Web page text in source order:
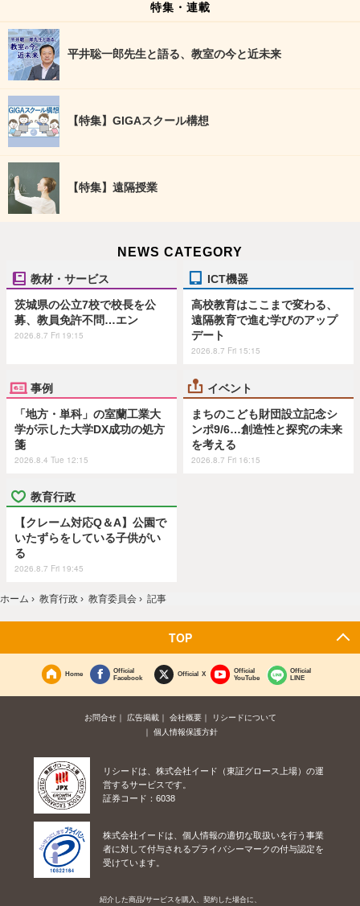
特集・連載
平井聡一郎先生と語る、教室の今と近未来
【特集】GIGAスクール構想
【特集】遠隔授業
NEWS CATEGORY
教材・サービス
茨城県の公立7校で校長を公
募、教員免許不問…エン
2026.8.7 Fri 19:15
ICT機器
高校教育はここまで変わる、
遠隔教育で進む学びのアップ
デート
2026.8.7 Fri 15:15
事例
「地方・単科」の室蘭工業大
学が示した大学DX成功の処方
箋
2026.8.4 Tue 12:15
イベント
まちのこども財団設立記念シ
ンポ9/6…創造性と探究の未来
を考える
2026.8.7 Fri 16:15
教育行政
【クレーム対応Q＆A】公園で
いたずらをしている子供がい
る
2026.8.7 Fri 19:45
ホーム › 教育行政 › 教育委員会 › 記事
TOP
Home
Official
Facebook
Official X
Official
YouTube
Official
LINE
お問合せ 広告掲載 会社概要
リシードについて
個人情報保護方針
リシードは、株式会社イード（東証グロース上場）の運
営するサービスです。
証券コード：6038
株式会社イードは、個人情報の適切な取扱いを行う事業
者に対して付与されるプライバシーマークの付与認定を
受けています。
紹介した商品/サービスを購入、契約した場合に、